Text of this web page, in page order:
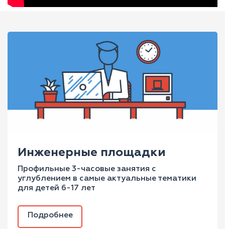
Инженерные площадки
Профильные 3-часовые занятия с
углублением в самые актуальные тематики
для детей 6-17 лет
Подробнее